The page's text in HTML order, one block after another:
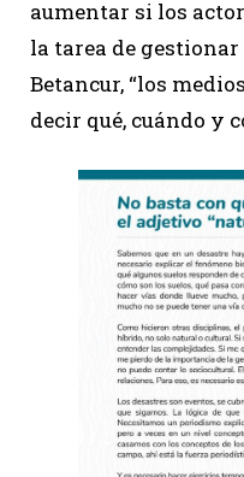
aumentar si los
la tarea de
Betancur, “los
decir qué, cuándo y